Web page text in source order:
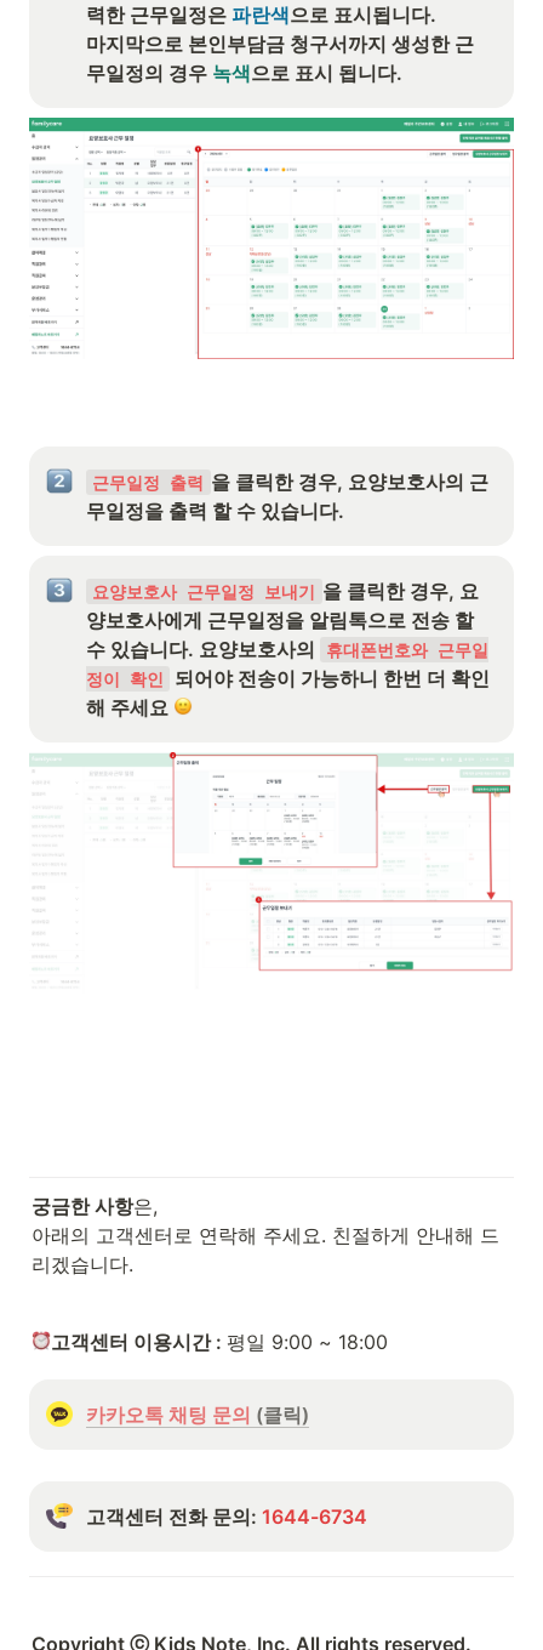
력한 근무일정은 파란색으로 표시됩니다.
마지막으로 본인부담금 청구서까지 생성한 근
무일정의 경우 녹색으로 표시 됩니다.
근무일정 출력
을 클릭한 경우, 요양보호사의 근
무일정을 출력 할 수 있습니다.
요양보호사 근무일정 보내기
을 클릭한 경우, 요
양보호사에게 근무일정을 알림톡으로 전송 할
수 있습니다. 요양보호사의
휴대폰번호와 근무일
정이 확인
되어야 전송이 가능하니 한번 더 확인
해 주세요
궁금한 사항은,
아래의 고객센터로 연락해 주세요. 친절하게 안내해 드
리겠습니다.
고객센터 이용시간 : 평일 9:00 ~ 18:00
카카오톡 채팅 문의 (클릭)
고객센터 전화 문의: 1644-6734